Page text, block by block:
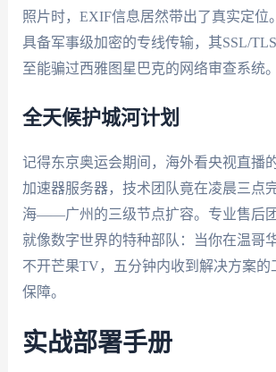
照片时，EXIF信息居然带出了真实定位
具备军事级加密的专线传输，其SSL/
至能骗过西雅图星巴克的网络审查系统。
全天候护城河计划
记得东京奥运会期间，海外看央视直播
加速器服务器，技术团队竟在凌晨三
海——广州的三级节点扩容。专业售后团
就像数字世界的特种部队：当你在温哥
不开芒果TV，五分钟内收到解决方案的
保障。
实战部署手册